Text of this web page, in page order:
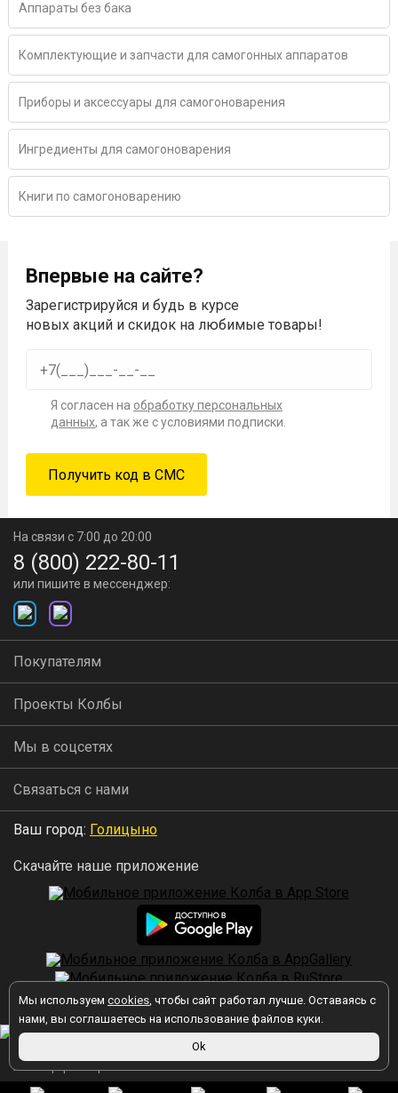
Аппараты без бака
Комплектующие и запчасти для самогонных аппаратов
Приборы и аксессуары для самогоноварения
Ингредиенты для самогоноварения
Книги по самогоноварению
Впервые на сайте?
Зарегистрируйся и будь в курсе
новых акций и скидок на любимые товары!
Я согласен на обработку персональных
данных, а так же с условиями подписки.
Мы используем cookies, чтобы сайт работал лучше. Оставаясь с
нами, вы соглашаетесь на использование файлов куки.
Ok
На связи с 7:00 до 20:00
8 (800) 222-80-11
или пишите в мессенджер:
Покупателям
Проекты Колбы
Мы в соцсетях
Связаться с нами
Ваш город: Голицыно
Скачайте наше приложение
2026 © Колба
Вы принимаете условия политики в отношении обработки
персональных данных
любой форме обратной связи на сайте kolba.ru.